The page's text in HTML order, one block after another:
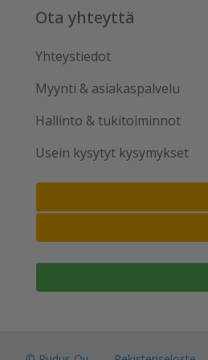
Ota yhteyttä
Yhteystiedot
Myynti & asiakaspalvelu
Hallinto & tukitoiminnot
Usein kysytyt kysymykset